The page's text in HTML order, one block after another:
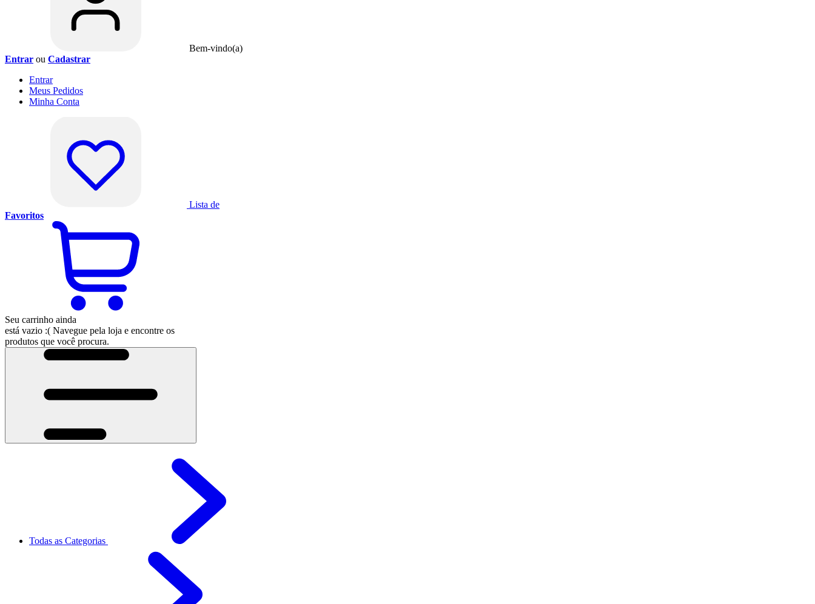
Bem-vindo(a)
Entrar ou Cadastrar
Entrar
Meus Pedidos
Minha Conta
Lista de
Favoritos
Seu carrinho ainda
está vazio :( Navegue pela loja e encontre os
produtos que você procura.
Todas as Categorias